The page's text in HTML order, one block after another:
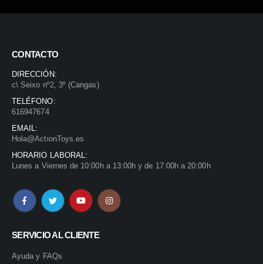
CONTACTO
DIRECCIÓN:
c\ Seixo nº2, 3º (Cangas)
TELÉFONO:
616947674
EMAIL:
Hola@ActionToys.es
HORARIO LABORAL:
Lunes a Viernes de 10:00h a 13:00h y de 17:00h a 20:00h
SERVICIO AL CLIENTE
Ayuda y FAQs